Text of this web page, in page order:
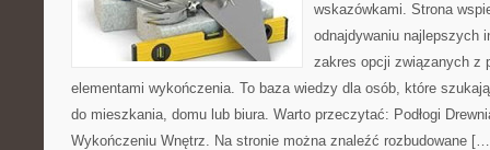
wskazówkami. Strona
odnajdywaniu najlepszych
zakres opcji związanych z
elementami wykończenia. To baza wiedzy dla osób, które
do mieszkania, domu lub biura. Warto przeczytać: Podłogi
Wykończeniu Wnętrz. Na stronie można znaleźć rozbudowane